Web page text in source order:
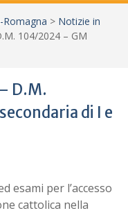
> Notizie in
104/2024 – GM
D.M.
di I e
esami per l’accesso
cattolica nella